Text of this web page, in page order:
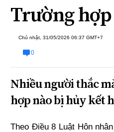
Chính sách
Đối thoại
Trường
Chủ nhật, 31/05/2026 06:37 GMT+7
0
Nhiều người thắc
hợp nào bị hủy kết
Theo Điều 8 Luật Hôn